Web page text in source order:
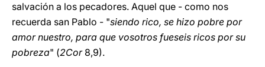
salvación a los pecadores. Aquel que - como nos
recuerda san Pablo - "siendo rico, se hizo pobre por
amor nuestro, para que vosotros fueseis ricos por su
pobreza" (2Cor8,9).